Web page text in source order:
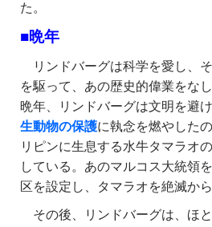
た。
■晩年
リンドバーグは科学を愛し、
を駆って、あの歴史的偉業をな
晩年、リンドバーグは文明を避
生動物の保護に執念を燃やした
リピンに生息する水牛タマラオ
している。あのマルコス大統領
区を設定し、タマラオを絶滅か
その後、リンドバーグは、ほ